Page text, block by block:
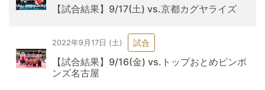
【試合結果】9/17(土) vs.京都カグヤライズ
2022年9月17日 (土) 試合
【試合結果】9/16(金) vs.トップおとめピンポ
ンズ名古屋